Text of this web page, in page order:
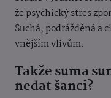
že psychický stres
Suchá, podrážděná a
vnějším vlivům.
Takže suma
nedat šanci?